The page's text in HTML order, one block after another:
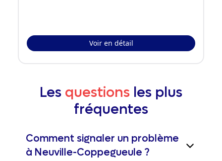
Voir en détail
Les questions les plus
fréquentes
Comment signaler un problème
à Neuville-Coppegueule ?